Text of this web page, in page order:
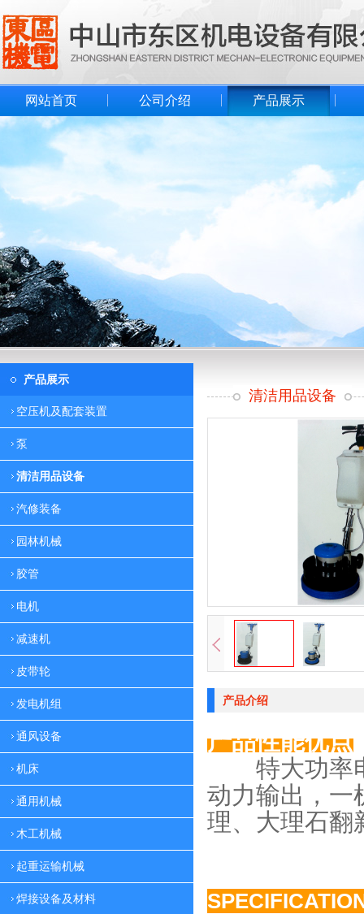
网站首页 公司介绍 产品展示
产品展示
空压机及配套装置
泵
清洁用品设备
汽修装备
园林机械
胶管
电机
减速机
皮带轮
发电机组
通风设备
机床
通用机械
木工机械
起重运输机械
焊接设备及材料
清洁用品设备
产品介绍
产品性能优点
特大功率电
动力输出，一
理、大理石翻